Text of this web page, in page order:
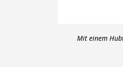
Mit einem